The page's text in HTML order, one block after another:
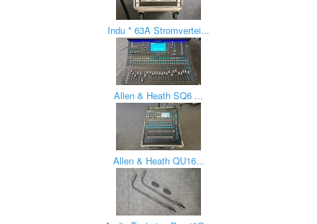
Indu * 63A Stromvertei...
Allen & Heath SQ6 ...
Allen & Heath QU16...